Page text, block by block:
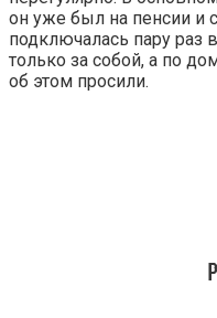
он уже был на пенсии и
подключалась пару
только за собой, а по
об этом просили.